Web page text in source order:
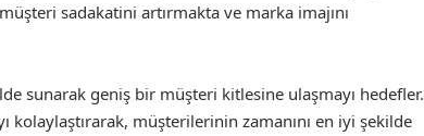
sadakatini artırmakta ve marka imajını
sunarak geniş bir müşteri kitlesine ulaşmayı hedefler.
kolaylaştırarak, müşterilerinin zamanını en iyi şekilde